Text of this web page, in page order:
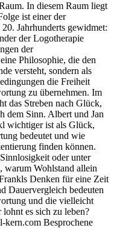
In diesem Raum liegt
ist einer der
Jahrhunderts gewidmet:
der Logotherapie
der
Philosophie, die den
versteht, sondern als
die Freiheit
zu übernehmen. Im
das Streben nach Glück,
dem Sinn. Albert und Jan
wichtiger ist als Glück,
bedeutet und wie
finden können.
oder unter
warum Wohlstand allein
Denken für eine Zeit
Dauervergleich bedeuten
und die vielleicht
es sich zu leben?
kern.com Besprochene